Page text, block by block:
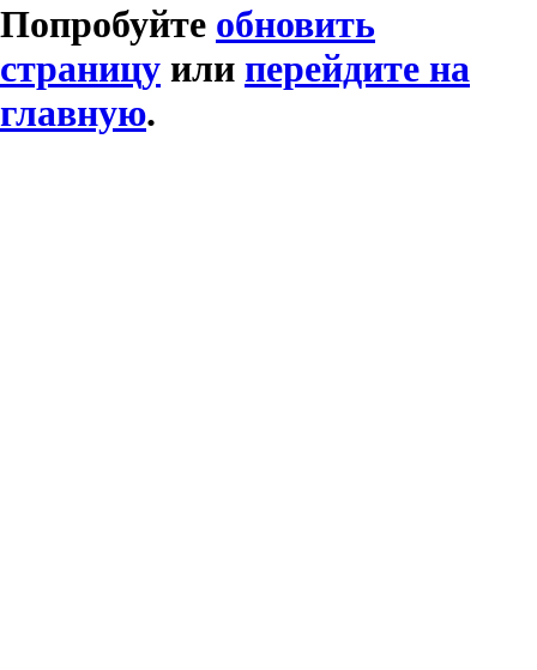
Попробуйте обновить
страницу или перейдите на
главную.